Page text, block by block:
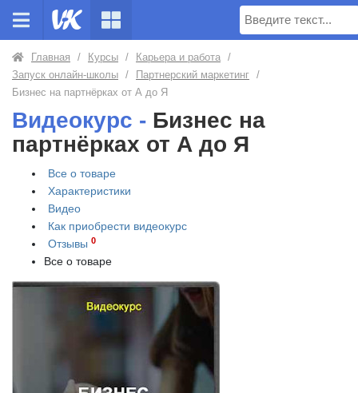
Поиск
Главная / Курсы / Карьера и работа /
Запуск онлайн-школы / Партнерский маркетинг /
Бизнес на партнёрках от А до Я
Видеокурс - Бизнес на
партнёрках от А до Я
Все о товаре
Характеристики
Видео
Как приобрести видеокурс
Отзывы 0
Все о товаре